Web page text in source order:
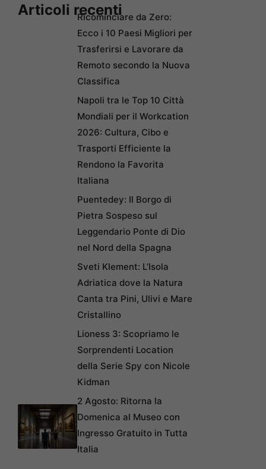
Articoli recentiRicominciare da Zero:
Ecco i 10 Paesi Migliori per
Trasferirsi e Lavorare da
Remoto secondo la Nuova
Classifica
Napoli tra le Top 10 Città
Mondiali per il Workcation
2026: Cultura, Cibo e
Trasporti Efficiente la
Rendono la Favorita
Italiana
Puentedey: Il Borgo di
Pietra Sospeso sul
Leggendario Ponte di Dio
nel Nord della Spagna
Sveti Klement: L’Isola
Adriatica dove la Natura
Canta tra Pini, Ulivi e Mare
Cristallino
Lioness 3: Scopriamo le
Sorprendenti Location
della Serie Spy con Nicole
Kidman
2 Agosto: Ritorna la
Domenica al Museo con
Ingresso Gratuito in Tutta
Italia